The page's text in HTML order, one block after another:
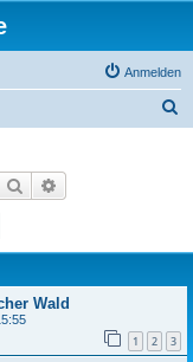
Anmelden
Suche
Wald
1 2 3